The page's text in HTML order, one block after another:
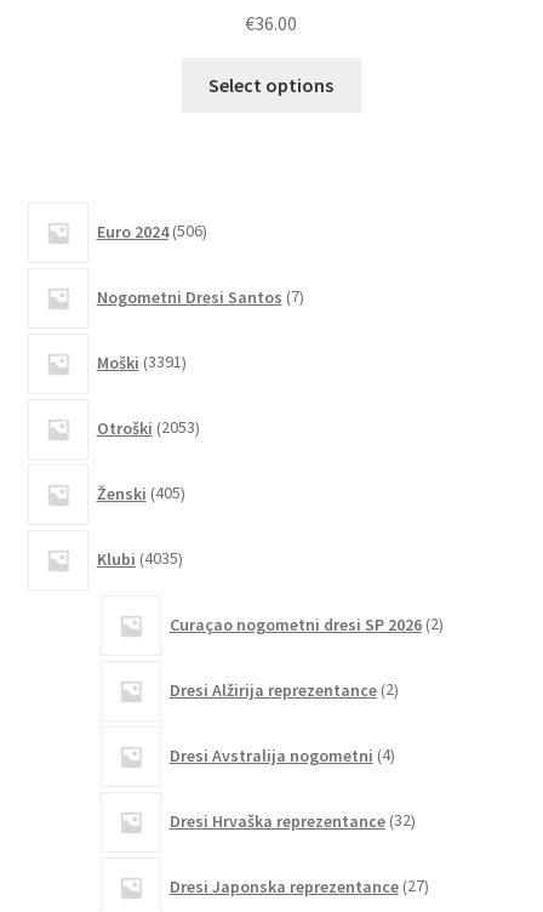
€36.00
Select options
Euro 2024 506izdelkov
Nogometni Dresi Santos 7izdelkov
Moški 3391izdelkov
Otroški 2053izdelkov
Ženski 405izdelkov
Klubi 4035izdelkov
Curaçao nogometni dresi SP 2026 2izdelka
Dresi Alžirija reprezentance 2izdelka
Dresi Avstralija nogometni 4izdelki
Dresi Hrvaška reprezentance 32izdelkov
Dresi Japonska reprezentance 27izdelkov